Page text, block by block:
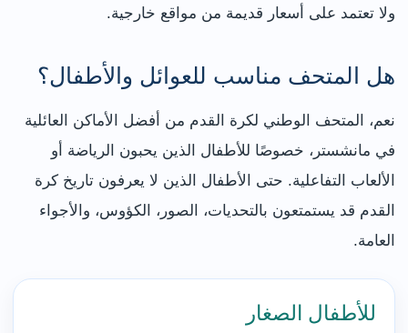
ولا تعتمد على أسعار قديمة من مواقع خارجية.
هل المتحف مناسب للعوائل والأطفال؟
نعم، المتحف الوطني لكرة القدم من أفضل الأماكن العائلية
في مانشستر، خصوصًا للأطفال الذين يحبون الرياضة أو
الألعاب التفاعلية. حتى الأطفال الذين لا يعرفون تاريخ كرة
القدم قد يستمتعون بالتحديات، الصور، الكؤوس، والأجواء
العامة.
للأطفال الصغار